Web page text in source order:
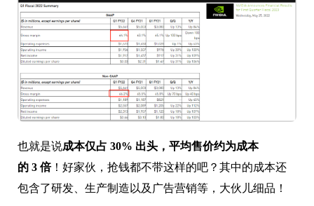
也就是说成本仅占 30% 出头，平均售价约为成本
的 3 倍！好家伙，抢钱都不带这样的吧？其中的成本还
包含了研发、生产制造以及广告营销等，大伙儿细品！